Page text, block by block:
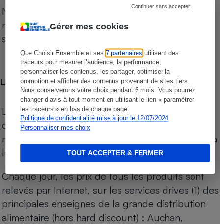
Gérer mes cookies
Que Choisir Ensemble et ses7 partenaires utilisent des
traceurs pour mesurer l’audience, la performance,
personnaliser les contenus, les partager, optimiser la
promotion et afficher des contenus provenant de sites tiers.
Nous conserverons votre choix pendant 6 mois. Vous pourrez
changer d’avis à tout moment en utilisant le lien « paramétrer
les traceurs » en bas de chaque page.
Politique de confidentialité mise à jour le 12/07/2024
Personnaliser mes choix
Continuer sans accepter
TOUT ACCEPTER & FERMER
Notre comparateur de supermarchés propose le
niveau de prix des supermarchés, géolocalisés
sur le territoire français.
Les comparaisons de prix
Les comparaisons sont réalisées sur l’ensemble
des produits des magasins. Les produits de
marques de distributeurs (MDD) sont comparés à
leurs équivalents chez leurs concurrents.
Chaque jour, les prix de tous les produits sont
relevés par Internet, sur les services drives (1) des
principales enseignes de la grande distribution
alimentaire (hors hard discount) : Auchan,